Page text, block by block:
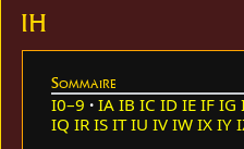
IH
Sommaire
I0–9 IA IB IC ID IE IF IG
IQ IR IS IT IU IV IW IX IY